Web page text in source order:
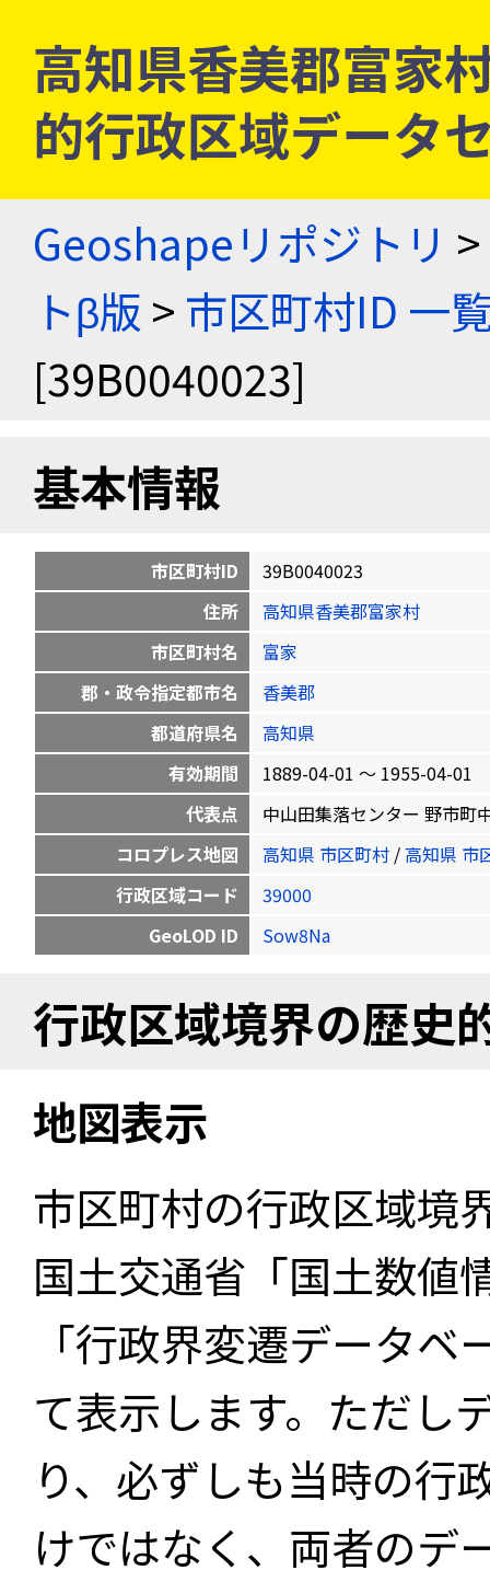
高知県香美郡富家
的行政区域データ
Geoshapeリポジトリ >
トβ版 > 市区町村ID 一
[39B0040023]
基本情報
市区町村ID
39B0040023
住所
高知県香美郡富家村
市区町村名
富家
郡・政令指定都市名
香美郡
都道府県名
高知県
有効期間
1889-04-01 〜 1955-04-01
代表点
中山田集落センター 野市町
コロプレス地図
高知県 市区町村 /高知県 市
行政区域コード
39000
GeoLOD ID
Sow8Na
行政区域境界の歴史
地図表示
市区町村の行政区域境
国土交通省「国土数値
「行政界変遷データ
て表示します。ただし
り、必ずしも当時の行
けではなく、両者のデ